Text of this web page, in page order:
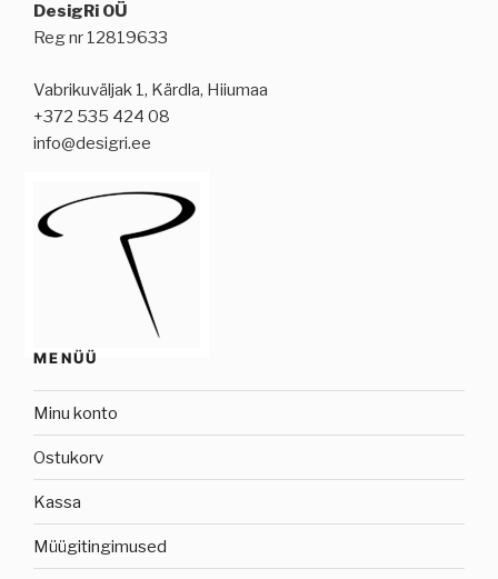
DesigRi OÜ
Reg nr 12819633
Vabrikuväljak 1, Kärdla, Hiiumaa
+372 535 424 08
info@desigri.ee
MENÜÜ
Minu konto
Ostukorv
Kassa
Müügitingimused